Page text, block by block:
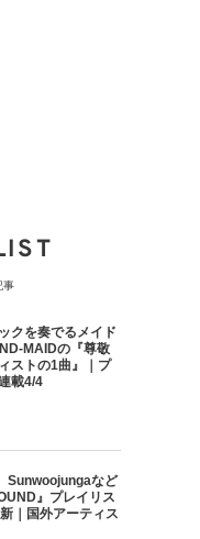
事
クを奏でるメイド
MAIDの『尊敬
ストの1曲』｜プ
載4/4
Sunwoojungaなど
』プレイリス
｜国外アーティス